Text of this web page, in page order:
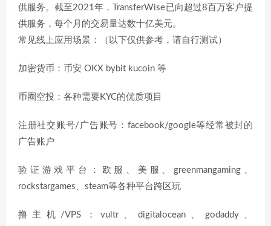
供服务。截至2021年，TransferWise已向超过8百万客户提
供服务，每个月的交易量达数十亿美元。
常见线上应用场景：（以下仅供参考，请自行测试）
加密货币：币安 OKX bybit kucoin 等
币圈空投：各种需要KYC的优质项目
注册社交账号/广告账号：facebook/google等经常被封的
广告账户
验证游戏平台：欧服、美服、greenmangaming、
rockstargames、steam等各种平台跨区玩
撸主机/VPS：vultr、digitalocean、godaddy、